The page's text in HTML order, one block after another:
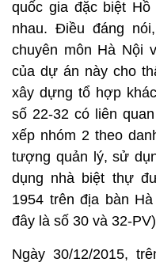
quốc gia đặc biệt
nhau. Điều đáng
chuyên môn Hà Nội
của dự án này cho
xây dựng tổ hợp
số 22-32 có liên
xếp nhóm 2 theo
tượng quản lý, sử
dụng nhà biệt thự
1954 trên địa bàn
đây là số 30 và 32-
Ngày 30/12/2015,